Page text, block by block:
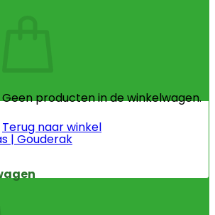
Geen producten in de winkelwagen.
Terug naar winkel
| Gouderak